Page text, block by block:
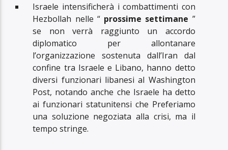
Israele intensificherà i combattimenti con
Hezbollah nelle “ prossime settimane ”
se non verrà raggiunto un accordo
diplomatico per allontanare
l’organizzazione sostenuta dall’Iran dal
confine tra Israele e Libano, hanno detto
diversi funzionari libanesi al Washington
Post, notando anche che Israele ha detto
ai funzionari statunitensi che Preferiamo
una soluzione negoziata alla crisi, ma il
tempo stringe.